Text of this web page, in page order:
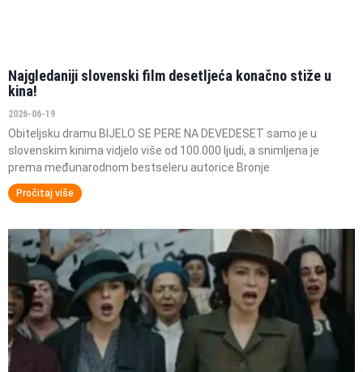
Najgledaniji slovenski film desetljeća konačno stiže u
kina!
2026-06-19
Obiteljsku dramu BIJELO SE PERE NA DEVEDESET samo je u
slovenskim kinima vidjelo više od 100.000 ljudi, a snimljena je
prema međunarodnom bestseleru autorice Bronje
Pročitaj više